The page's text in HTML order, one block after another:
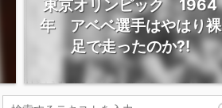
東京オリンピック 1964
年 アベベ選手はやはり裸
足で走ったのか?!